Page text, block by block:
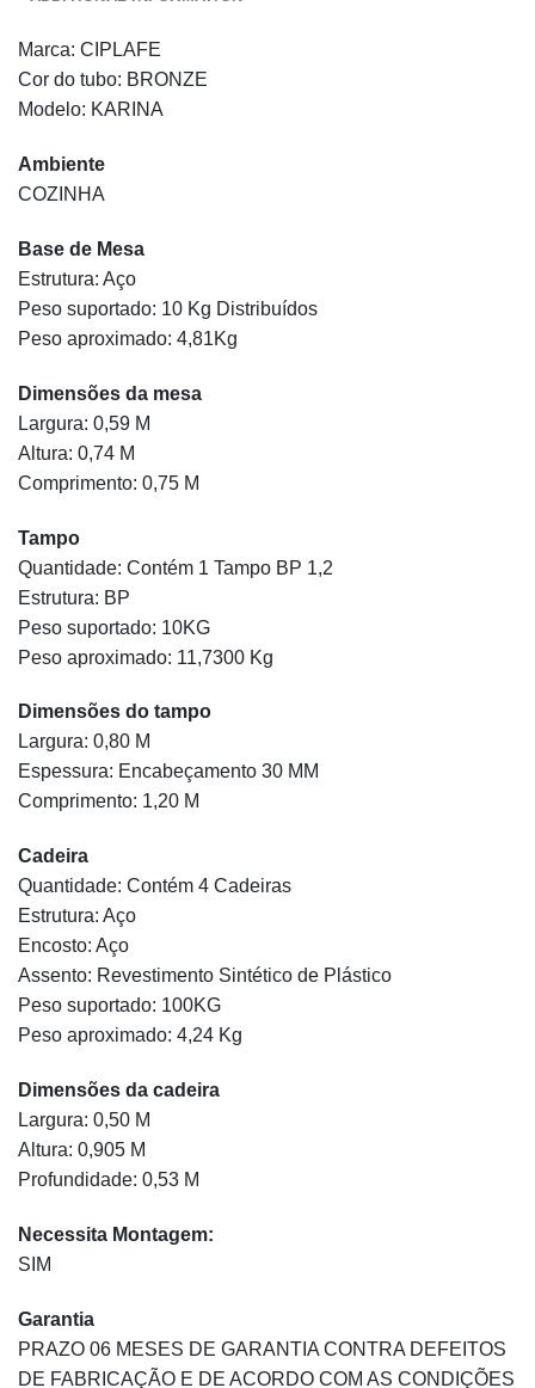
Marca: CIPLAFE
Cor do tubo: BRONZE
Modelo: KARINA
Ambiente
COZINHA
Base de Mesa
Estrutura: Aço
Peso suportado: 10 Kg Distribuídos
Peso aproximado: 4,81Kg
Dimensões da mesa
Largura: 0,59 M
Altura: 0,74 M
Comprimento: 0,75 M
Tampo
Quantidade: Contém 1 Tampo BP 1,2
Estrutura: BP
Peso suportado: 10KG
Peso aproximado: 11,7300 Kg
Dimensões do tampo
Largura: 0,80 M
Espessura: Encabeçamento 30 MM
Comprimento: 1,20 M
Cadeira
Quantidade: Contém 4 Cadeiras
Estrutura: Aço
Encosto: Aço
Assento: Revestimento Sintético de Plástico
Peso suportado: 100KG
Peso aproximado: 4,24 Kg
Dimensões da cadeira
Largura: 0,50 M
Altura: 0,905 M
Profundidade: 0,53 M
Necessita Montagem:
SIM
Garantia
PRAZO 06 MESES DE GARANTIA CONTRA DEFEITOS
DE FABRICAÇÃO E DE ACORDO COM AS CONDIÇÕES